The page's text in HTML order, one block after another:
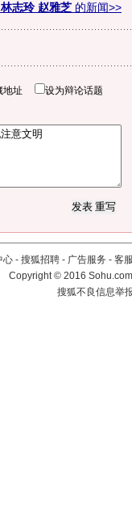
林志玲 赵雅芝 的新闻>>
地址 设为辩论话题
心 - 搜狐招聘 - 广告服务 - 客
Copyright©2016
搜狐不良信息举